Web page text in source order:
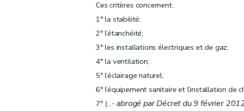
Chapitre III (Des aides aux personnes morales
Section première
Sous-section première
Art. 29
Art. 29bis
Art. 30
Art. 31
Art. 32
Ces critères concernent:
1° la stabilité;
2° l’étanchéité;
3° les installations électriques et de gaz;
4° la ventilation;
5° l’éclairage naturel;
6° l’équipement sanitaire et l’installation de
7° (...-abrogé par Décret du 9 février